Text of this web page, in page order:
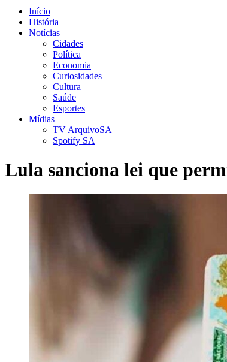
Início
História
Notícias
Cidades
Política
Economia
Curiosidades
Cultura
Saúde
Esportes
Mídias
TV ArquivoSA
Spotify SA
Lula sanciona lei que